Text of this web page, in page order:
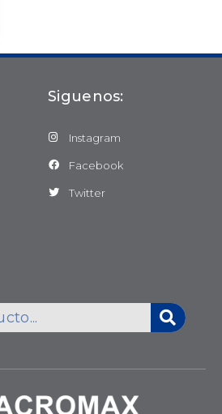
Siguenos:
Instagram
Facebook
Twitter